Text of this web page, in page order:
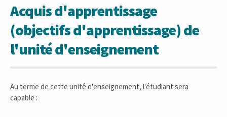
Acquis d'apprentissage
(objectifs d'apprentissage) de
l'unité d'enseignement
Au terme de cette unité d'enseignement, l'étudiant sera
capable :